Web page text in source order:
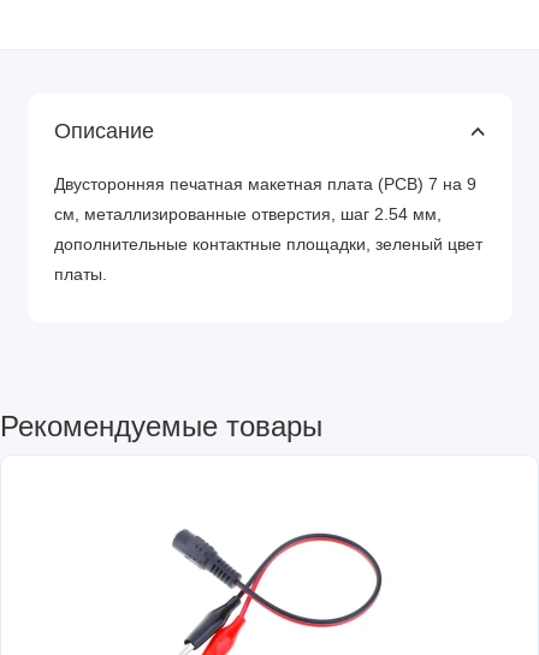
Описание
Двусторонняя печатная макетная плата (PCB) 7 на 9
см, металлизированные отверстия, шаг 2.54 мм,
дополнительные контактные площадки, зеленый цвет
платы.
Рекомендуемые товары